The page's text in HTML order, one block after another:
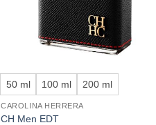
50 ml 100 ml 200 ml
CAROLINA HERRERA
CH Men EDT